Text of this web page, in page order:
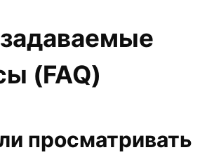
(FAQ)
просматривать